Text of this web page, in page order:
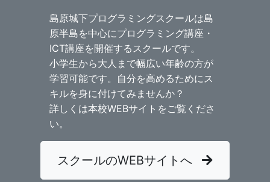
島原城下プログラミングスクールは島
原半島を中心にプログラミング講座・
ICT講座を開催するスクールです。
小学生から大人まで幅広い年齢の方が
学習可能です。自分を高めるためにス
キルを身に付けてみませんか？
詳しくは本校WEBサイトをご覧くださ
い。
スクールのWEBサイトへ